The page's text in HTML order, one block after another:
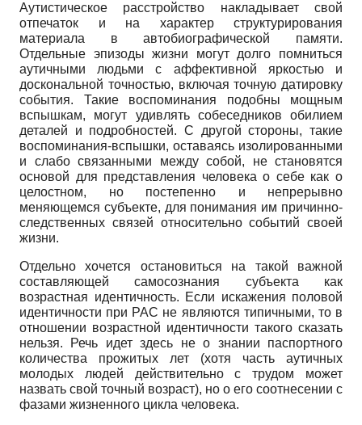
Аутистическое расстройство накладывает свой
отпечаток и на характер структурирования
материала в автобиографической памяти.
Отдельные эпизоды жизни могут долго помниться
аутичными людьми с аффективной яркостью и
доскональной точностью, включая точную датировку
события. Такие воспоминания подобны мощным
вспышкам, могут удивлять собеседников обилием
деталей и подробностей. С другой стороны, такие
воспоминания-вспышки, оставаясь изолированными
и слабо связанными между собой, не становятся
основой для представления человека о себе как о
целостном, но постепенно и непрерывно
меняющемся субъекте, для понимания им причинно-
следственных связей относительно событий своей
жизни.
Отдельно хочется остановиться на такой важной
составляющей самосознания субъекта как
возрастная идентичность. Если искажения половой
идентичности при РАС не являются типичными, то в
отношении возрастной идентичности такого сказать
нельзя. Речь идет здесь не о знании паспортного
количества прожитых лет (хотя часть аутичных
молодых людей действительно с трудом может
назвать свой точный возраст), но о его соотнесении с
фазами жизненного цикла человека.